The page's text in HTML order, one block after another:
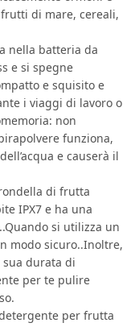
di mare, cereali,
nella batteria da
e si spegne
e squisito e
i viaggi di lavoro o
non
funziona,
e causerà il
di frutta
IPX7 e ha una
si utilizza un
modo sicuro..Inoltre,
durata di
per te pulire
per frutta